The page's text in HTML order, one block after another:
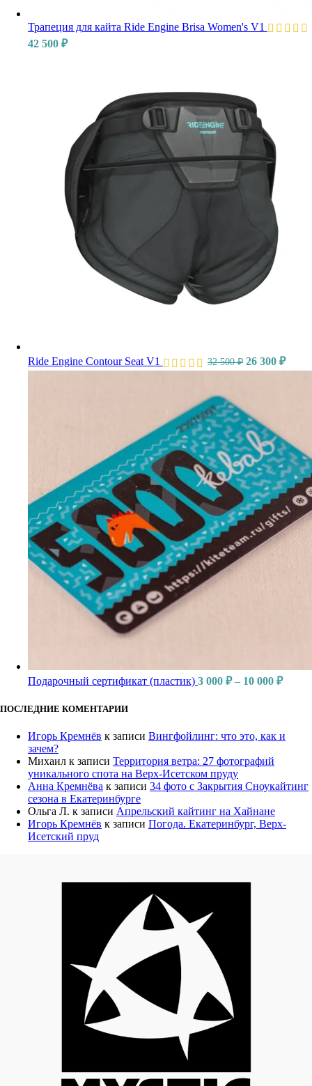
Трапеция для кайта Ride Engine Brisa Women's V1
42 500 ₽
Ride Engine Contour Seat V1 32 500₽ 26 300 ₽
Подарочный сертификат (пластик) 3 000 ₽ – 10 000 ₽
ПОСЛЕДНИЕ КОМЕНТАРИИ
Игорь Кремнёв к записи Вингфойлинг: что это, как и
зачем?
Михаил к записи Территория ветра: 27 фотографий
уникального спота на Верх-Исетском пруду
Анна Кремнёва к записи 34 фото с Закрытия Сноукайтинг
сезона в Екатеринбурге
Ольга Л. к записи Апрельский кайтинг на Хайнане
Игорь Кремнёв к записи Погода. Екатеринбург, Верх-
Исетский пруд